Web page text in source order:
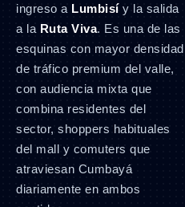
ingreso a Lumbisíy la salida
a la Ruta Viva. Es una de las
esquinas con mayor densidad
de tráfico premium del valle,
con audiencia mixta que
combina residentes del
sector, shoppers habituales
del mall y comuters que
atraviesan Cumbayá
diariamente en ambos